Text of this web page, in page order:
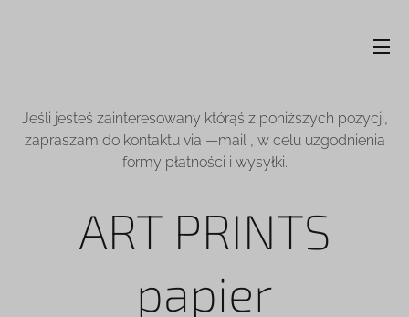
Jeśli jesteś zainteresowany którąś z poniższych pozycji,
zapraszam do kontaktu via —mail , w celu uzgodnienia
formy płatności i wysyłki.
ART PRINTS
papier